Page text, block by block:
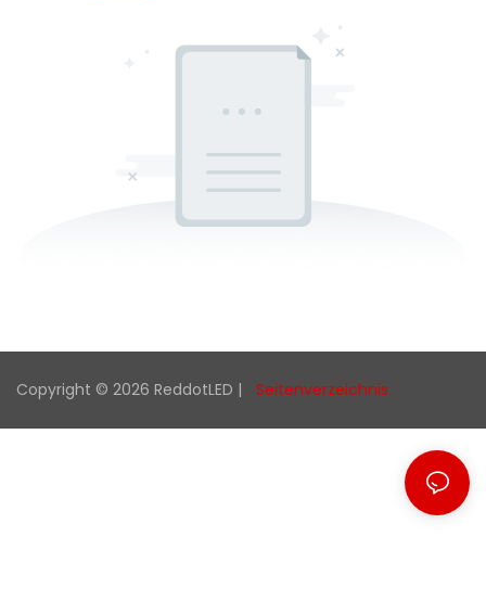
Copyright © 2026 ReddotLED | Seitenverzeichnis